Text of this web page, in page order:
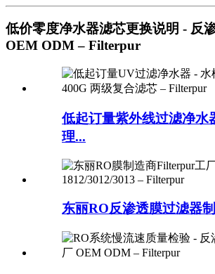
低价零度净水器滤芯更换说明 - 反
OEM ODM – Filterpur
低起订量紫外线过滤净水
理...
东丽RO反渗透膜过滤器